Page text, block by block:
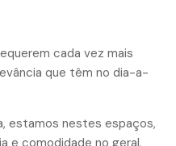
cada vez mais
que têm no dia-a-
estamos nestes espaços,
e comodidade no geral,